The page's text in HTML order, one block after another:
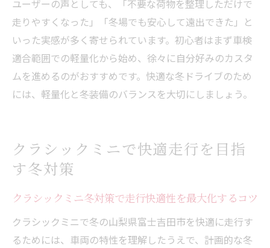
ユーザーの声としても、「不要な荷物を整理しただけで
走りやすくなった」「冬場でも安心して遠出できた」と
いった実感が多く寄せられています。初心者はまず車検
適合範囲での軽量化から始め、徐々に自分好みのカスタ
ムを進めるのがおすすめです。快適な冬ドライブのため
には、軽量化と冬装備のバランスを大切にしましょう。
クラシックミニで快適走行を目指
す冬対策
クラシックミニ冬対策で走行快適性を最大化するコツ
クラシックミニで冬の山梨県富士吉田市を快適に走行す
るためには、車両の特性を理解したうえで、計画的な冬